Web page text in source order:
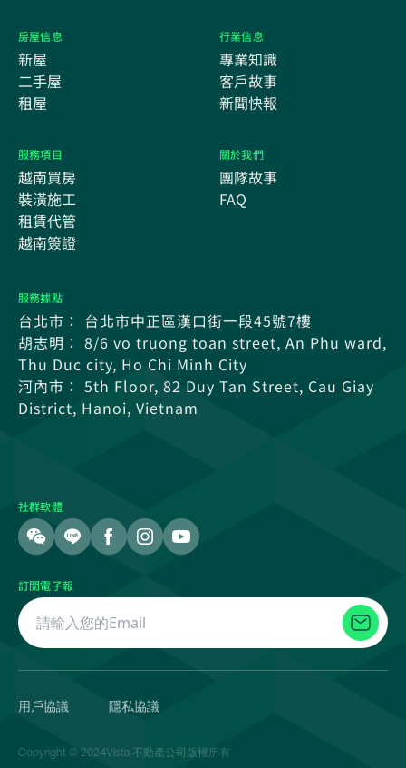
房屋信息
新屋
二手屋
租屋
行業信息
專業知識
客戶故事
新聞快報
服務項目
越南買房
裝潢施工
租賃代管
越南簽證
關於我們
團隊故事
FAQ
服務據點
台北市： 台北市中正區漢口街一段45號7樓
胡志明： 8/6 vo truong toan street, An Phu ward,
Thu Duc city, Ho Chi Minh City
河內市： 5th Floor, 82 Duy Tan Street, Cau Giay
District, Hanoi, Vietnam
社群軟體
訂閱電子報
Copyright © 2024Vista 不動產公司版權所有
用戶協議 隱私協議